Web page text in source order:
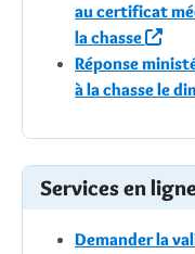
au certificat
la chasse
Réponse
à la chasse le
Services en
Demander la